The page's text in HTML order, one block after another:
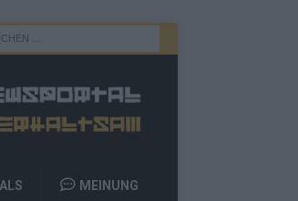
MEINUNG